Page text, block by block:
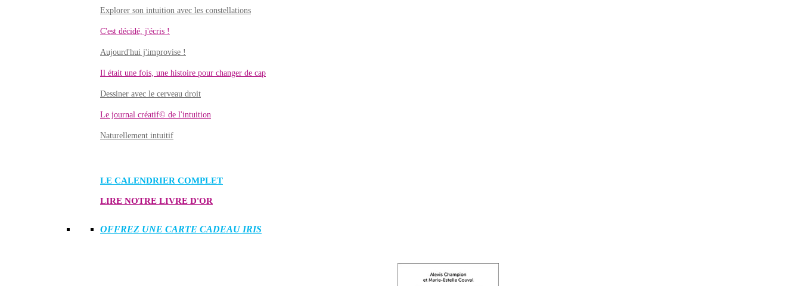
Explorer son intuition avec les constellations
C'est décidé, j'écris !
Aujourd'hui j'improvise !
Il était une fois, une histoire pour changer de cap
Dessiner avec le cerveau droit
Le journal créatif© de l'intuition
Naturellement intuitif
LE CALENDRIER COMPLET
LIRE NOTRE LIVRE D'OR
OFFREZ UNE CARTE CADEAU IRIS